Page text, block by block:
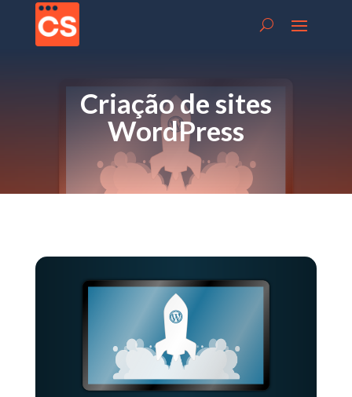
Criação de sites
WordPress